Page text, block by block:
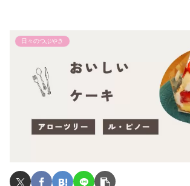
日々のつぶやき